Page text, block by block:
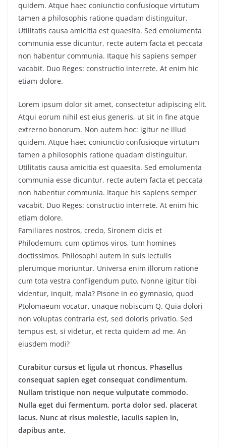
quidem. Atque haec coniunctio confusioque virtutum
tamen a philosophis ratione quadam distinguitur.
Utilitatis causa amicitia est quaesita. Sed emolumenta
communia esse dicuntur, recte autem facta et peccata
non habentur communia. Itaque his sapiens semper
vacabit. Duo Reges: constructio interrete. At enim hic
etiam dolore.
Lorem ipsum dolor sit amet, consectetur adipiscing elit.
Atqui eorum nihil est eius generis, ut sit in fine atque
extrerno bonorum. Non autem hoc: igitur ne illud
quidem. Atque haec coniunctio confusioque virtutum
tamen a philosophis ratione quadam distinguitur.
Utilitatis causa amicitia est quaesita. Sed emolumenta
communia esse dicuntur, recte autem facta et peccata
non habentur communia. Itaque his sapiens semper
vacabit. Duo Reges: constructio interrete. At enim hic
etiam dolore.
Familiares nostros, credo, Sironem dicis et
Philodemum, cum optimos viros, tum homines
doctissimos. Philosophi autem in suis lectulis
plerumque moriuntur. Universa enim illorum ratione
cum tota vestra confligendum puto. Nonne igitur tibi
videntur, inquit, mala? Pisone in eo gymnasio, quod
Ptolomaeum vocatur, unaque nobiscum Q. Quia dolori
non voluptas contraria est, sed doloris privatio. Sed
tempus est, si videtur, et recta quidem ad me. An
eiusdem modi?
Curabitur cursus et ligula ut rhoncus. Phasellus
consequat sapien eget consequat condimentum.
Nullam tristique non neque vulputate commodo.
Nulla eget dui fermentum, porta dolor sed, placerat
lacus. Nunc at risus molestie, iaculis sapien in,
dapibus ante.